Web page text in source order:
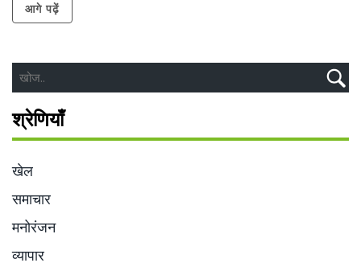
आगे पढ़ें
श्रेणियाँ
खेल
समाचार
मनोरंजन
व्यापार